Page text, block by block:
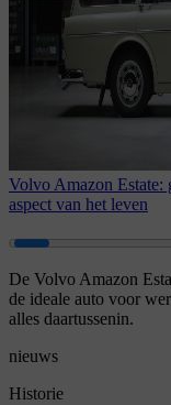
Volvo Amazon Estate:
aspect van het leven
De Volvo Amazon
de ideale auto voor
alles daartussenin.
nieuws
Historie